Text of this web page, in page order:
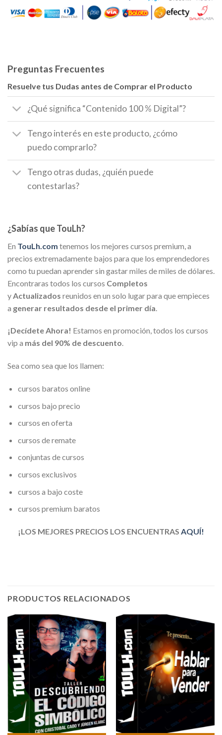
Preguntas Frecuentes
Resuelve tus Dudas antes de Comprar el Producto
¿Qué significa “Contenido 100 % Digital”?
Tengo interés en este producto, ¿cómo
puedo comprarlo?
Tengo otras dudas, ¿quién puede
contestarlas?
¿Sabías que TouLh?
En TouLh.com tenemos los mejores cursos premium, a
precios extremadamente bajos para que los emprendedores
como tu puedan aprender sin gastar miles de miles de dólares.
Encontraras todos los cursos Completos
y Actualizados reunidos en un solo lugar para que empieces
a generar resultados desde el primer día
¡Decídete Ahora! Estamos en promoción, todos los cursos
vip a más del 90% de descuento.
Sea como sea que los llamen:
cursos baratos online
cursos bajo precio
cursos en oferta
cursos de remate
conjuntas de cursos
cursos exclusivos
cursos a bajo coste
cursos premium baratos
¡LOS MEJORES PRECIOS LOS ENCUENTRAS AQUÍ!
PRODUCTOS RELACIONADOS